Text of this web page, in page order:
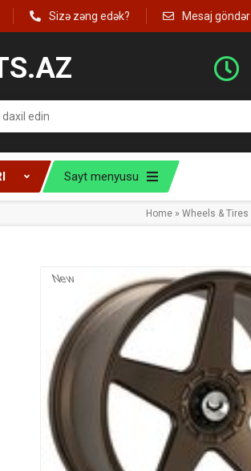
Sizə zəng edək? Mesaj göndər
Sayt menyusu
Home » Wheels & Tires
New